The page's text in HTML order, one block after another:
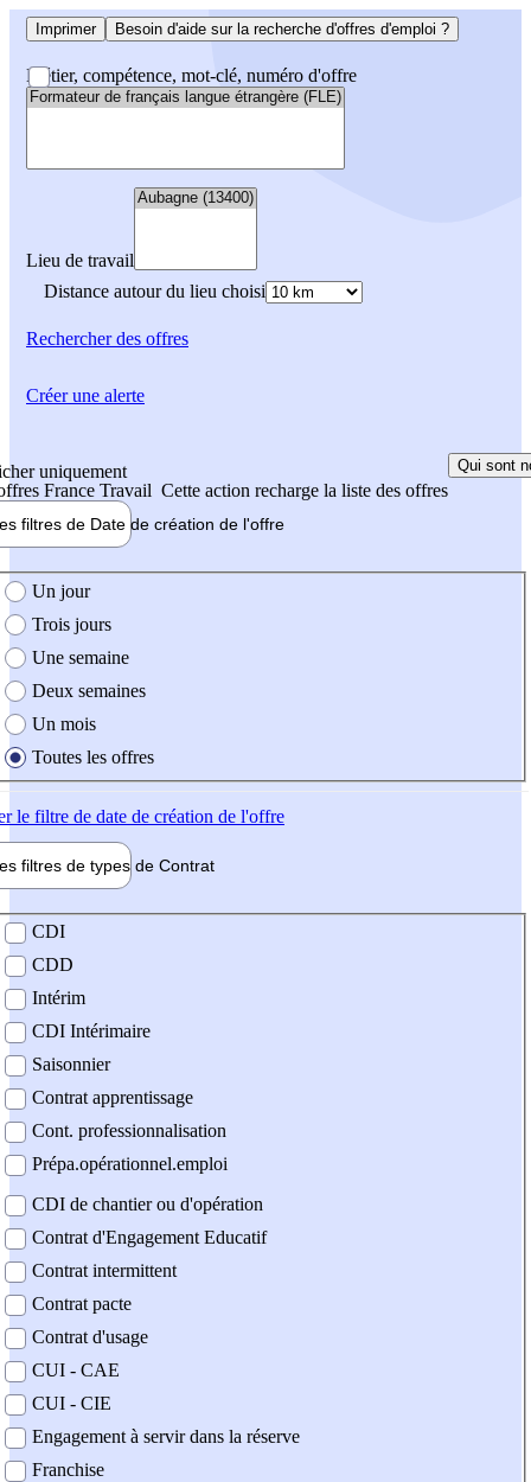
Imprimer Besoin d'aide sur la recherche d'offres d'emploi ?
Métier, compétence, mot-clé, numéro d'offre
Lieu de travail
Distance autour du lieu choisi
Rechercherdes offres
uniquement
France Travail Cette action recharge la liste des offres
Qui sont
filtres de Date de création de l'offre
création de l'offre
Un jour
Trois jours
Une semaine
Deux semaines
Un mois
Toutes les offres
le filtre de date de création de l'offre
filtres de types de Contrat
contrat
CDI
CDD
Intérim
CDI Intérimaire
Saisonnier
Contrat apprentissage
Cont. professionnalisation
Prépa.opérationnel.emploi
CDI de chantier ou d'opération
Contrat d'Engagement Educatif
Contrat intermittent
Contrat pacte
Contrat d'usage
CUI - CAE
CUI - CIE
Engagement à servir dans la réserve
Franchise
Créer une alerte